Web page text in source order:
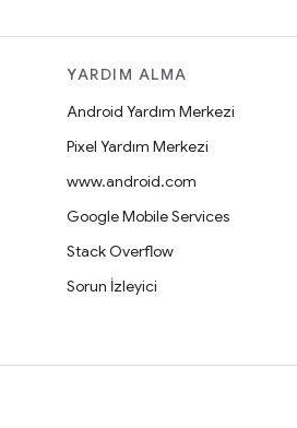
YARDIM ALMA
Android Yardım Merkezi
Pixel Yardım Merkezi
www.android.com
Google Mobile Services
Stack Overflow
Sorun İzleyici